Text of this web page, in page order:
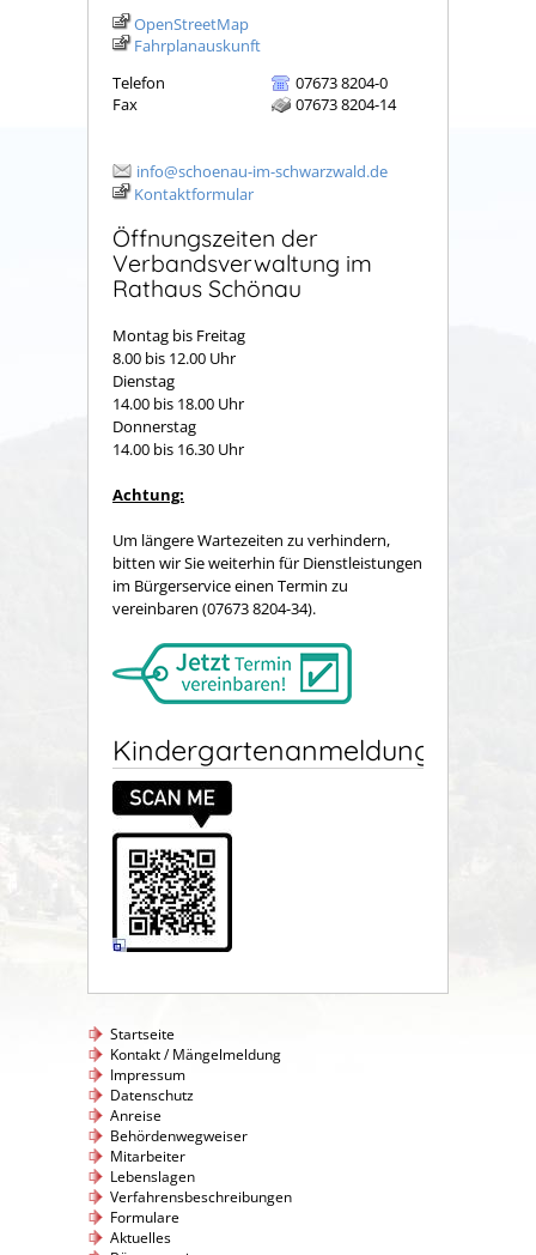
OpenStreetMap
Fahrplanauskunft
Telefon
07673 8204-0
Fax
07673 8204-14
info@schoenau-im-schwarzwald.de
Kontaktformular
Öffnungszeiten der
Verbandsverwaltung im
Rathaus Schönau
Montag bis Freitag
8.00 bis 12.00 Uhr
Dienstag
14.00 bis 18.00 Uhr
Donnerstag
14.00 bis 16.30 Uhr
Achtung:
Um längere Wartezeiten zu verhindern,
bitten wir Sie weiterhin für Dienstleistungen
im Bürgerservice einen Termin zu
vereinbaren (07673 8204-34).
Kindergartenanmeldung
Startseite
Kontakt / Mängelmeldung
Impressum
Datenschutz
Anreise
Behördenwegweiser
Mitarbeiter
Lebenslagen
Verfahrensbeschreibungen
Formulare
Aktuelles